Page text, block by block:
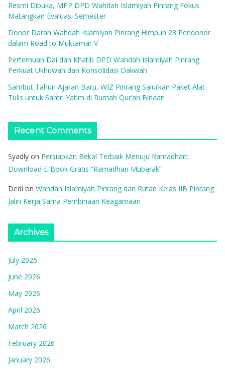
Resmi Dibuka, MPP DPD Wahdah Islamiyah Pinrang Fokus
Matangkan Evaluasi Semester
Donor Darah Wahdah Islamiyah Pinrang Himpun 28 Pendonor
dalam Road to Muktamar V
Pertemuan Dai dan Khatib DPD Wahdah Islamiyah Pinrang
Perkuat Ukhuwah dan Konsolidasi Dakwah
Sambut Tahun Ajaran Baru, WIZ Pinrang Salurkan Paket Alat
Tulis untuk Santri Yatim di Rumah Qur’an Binaan
Recent Comments
Syadly on Persiapkan Bekal Terbaik Menuju Ramadhan:
Download E-Book Gratis “Ramadhan Mubarak”
Dedi on Wahdah Islamiyah Pinrang dan Rutan Kelas IIB Pinrang
Jalin Kerja Sama Pembinaan Keagamaan
Archives
July 2026
June 2026
May 2026
April 2026
March 2026
February 2026
January 2026